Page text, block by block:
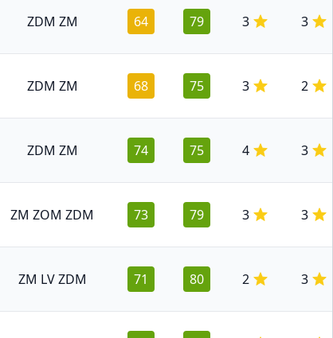
ZDM ZM 64 79 3 3
ZDM ZM 68 75 3 2
ZDM ZM 74 75 4 3
ZM ZOM ZDM 73 79 3 3
ZM LV ZDM 71 80 2 3